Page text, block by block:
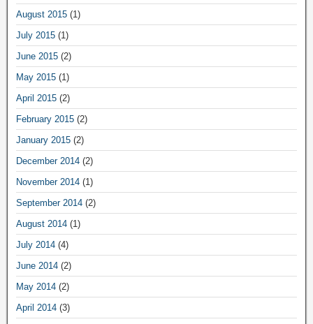
August 2015 (1)
July 2015 (1)
June 2015 (2)
May 2015 (1)
April 2015 (2)
February 2015 (2)
January 2015 (2)
December 2014 (2)
November 2014 (1)
September 2014 (2)
August 2014 (1)
July 2014 (4)
June 2014 (2)
May 2014 (2)
April 2014 (3)